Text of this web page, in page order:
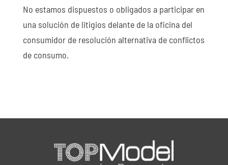
No estamos dispuestos o obligados a participar en
una solución de litigios delante de la oficina del
consumidor de resolución alternativa de conflictos
de consumo.